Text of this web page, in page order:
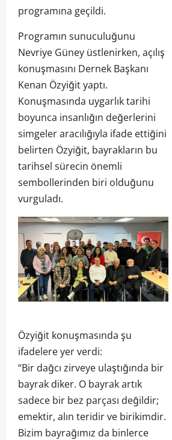
programına geçildi.
Programın sunuculuğunu
Nevriye Güney üstlenirken, açılış
konuşmasını Dernek Başkanı
Kenan Özyiğit yaptı.
Konuşmasında uygarlık tarihi
boyunca insanlığın değerlerini
simgeler aracılığıyla ifade ettiğini
belirten Özyiğit, bayrakların bu
tarihsel sürecin önemli
sembollerinden biri olduğunu
vurguladı.
Özyiğit konuşmasında şu
ifadelere yer verdi:
“Bir dağcı zirveye ulaştığında bir
bayrak diker. O bayrak artık
sadece bir bez parçası değildir;
emektir, alın teridir ve birikimdir.
Bizim bayrağımız da binlerce